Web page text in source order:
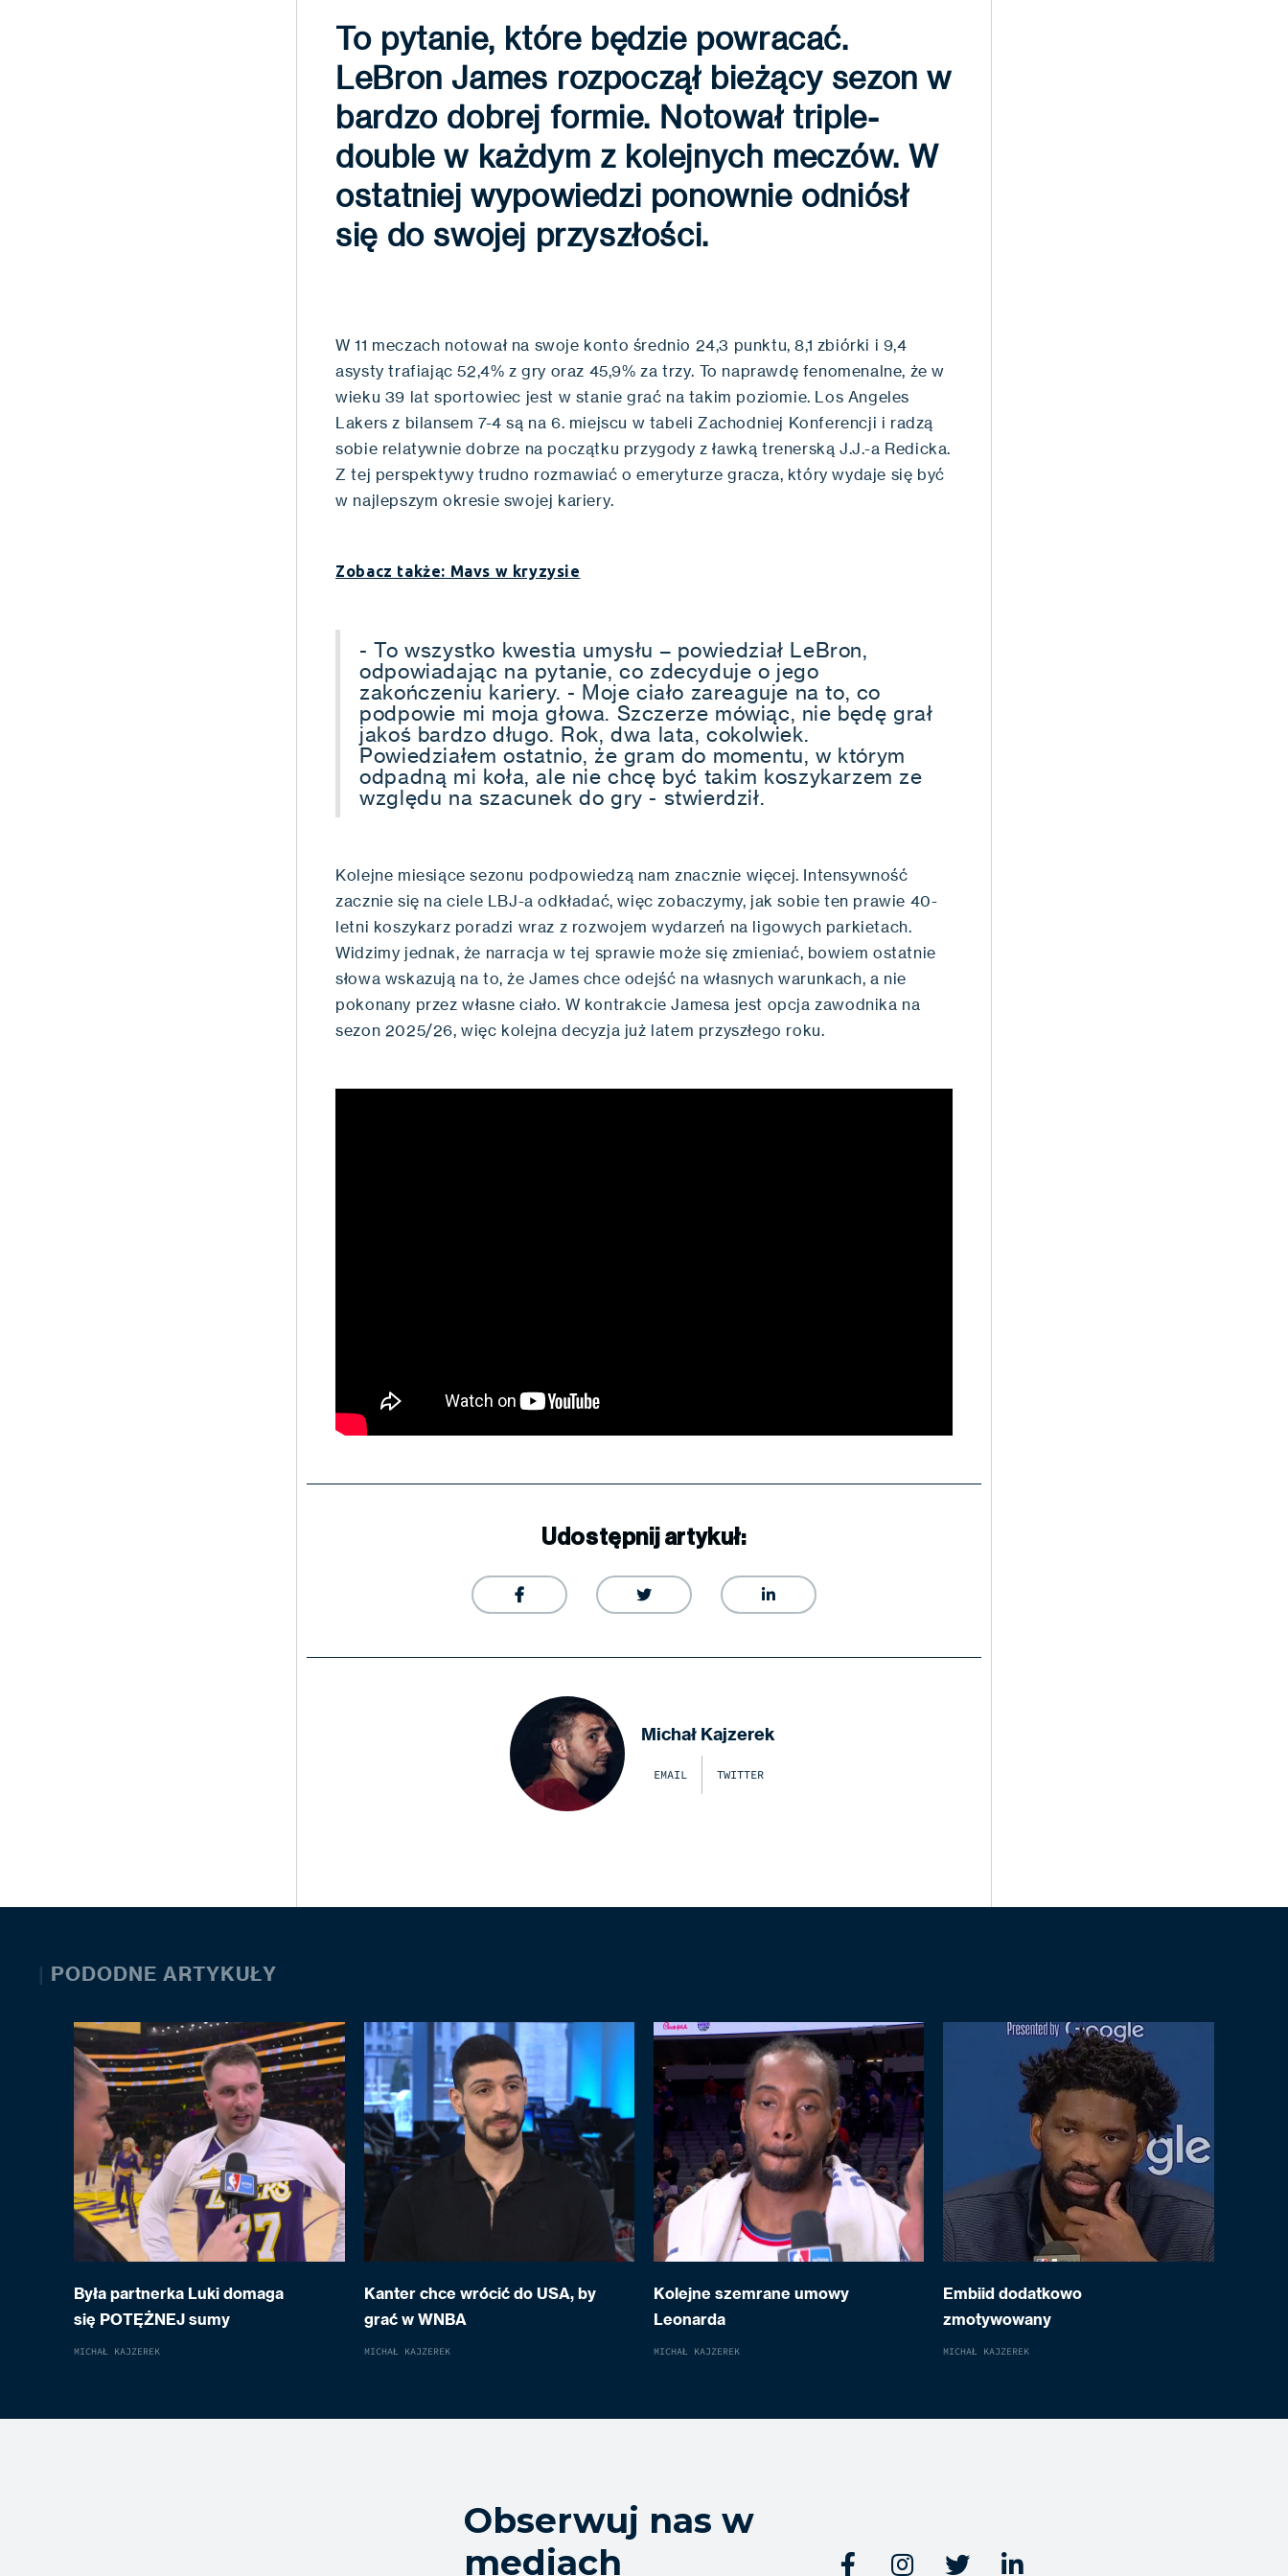
To pytanie, które będzie powracać.
LeBron James rozpoczął bieżący sezon w
bardzo dobrej formie. Notował triple-
double w każdym z kolejnych meczów. W
ostatniej wypowiedzi ponownie odniósł
się do swojej przyszłości.
W 11 meczach notował na swoje konto średnio 24,3 punktu, 8,1 zbiórki i 9,4
asysty trafiając 52,4% z gry oraz 45,9% za trzy. To naprawdę fenomenalne, że w
wieku 39 lat sportowiec jest w stanie grać na takim poziomie. Los Angeles
Lakers z bilansem 7-4 są na 6. miejscu w tabeli Zachodniej Konferencji i radzą
sobie relatywnie dobrze na początku przygody z ławką trenerską J.J.-a Redicka.
Z tej perspektywy trudno rozmawiać o emeryturze gracza, który wydaje się być
w najlepszym okresie swojej kariery.
Zobacz także: Mavs w kryzysie
- To wszystko kwestia umysłu – powiedział LeBron,
odpowiadając na pytanie, co zdecyduje o jego
zakończeniu kariery. - Moje ciało zareaguje na to, co
podpowie mi moja głowa. Szczerze mówiąc, nie będę grał
jakoś bardzo długo. Rok, dwa lata, cokolwiek.
Powiedziałem ostatnio, że gram do momentu, w którym
odpadną mi koła, ale nie chcę być takim koszykarzem ze
względu na szacunek do gry - stwierdził.
Kolejne miesiące sezonu podpowiedzą nam znacznie więcej. Intensywność
zacznie się na ciele LBJ-a odkładać, więc zobaczymy, jak sobie ten prawie 40-
letni koszykarz poradzi wraz z rozwojem wydarzeń na ligowych parkietach.
Widzimy jednak, że narracja w tej sprawie może się zmieniać, bowiem ostatnie
słowa wskazują na to, że James chce odejść na własnych warunkach, a nie
pokonany przez własne ciało. W kontrakcie Jamesa jest opcja zawodnika na
sezon 2025/26, więc kolejna decyzja już latem przyszłego roku.
Udostępnij artykuł:
  
Michał Kajzerek
EMAIL TWITTER
| PODODNE ARTYKUŁY
Była partnerka Luki domaga
się POTĘŻNEJ sumy
MICHAŁ KAJZEREK
Kanter chce wrócić do USA, by
grać w WNBA
MICHAŁ KAJZEREK
Kolejne szemrane umowy
Leonarda
MICHAŁ KAJZEREK
Embiid dodatkowo
zmotywowany
MICHAŁ KAJZEREK
Obserwuj nas w
mediach
   